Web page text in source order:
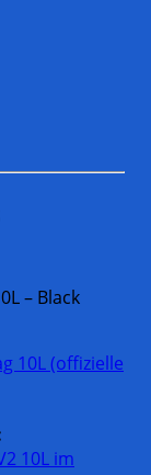
– Black
10L (offizielle
10L im